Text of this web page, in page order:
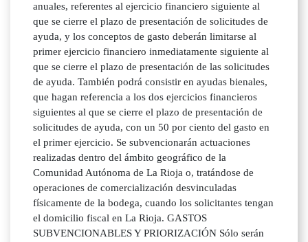
anuales, referentes al ejercicio financiero siguiente al
que se cierre el plazo de presentación de solicitudes de
ayuda, y los conceptos de gasto deberán limitarse al
primer ejercicio financiero inmediatamente siguiente al
que se cierre el plazo de presentación de las solicitudes
de ayuda. También podrá consistir en ayudas bienales,
que hagan referencia a los dos ejercicios financieros
siguientes al que se cierre el plazo de presentación de
solicitudes de ayuda, con un 50 por ciento del gasto en
el primer ejercicio. Se subvencionarán actuaciones
realizadas dentro del ámbito geográfico de la
Comunidad Autónoma de La Rioja o, tratándose de
operaciones de comercialización desvinculadas
físicamente de la bodega, cuando los solicitantes tengan
el domicilio fiscal en La Rioja. GASTOS
SUBVENCIONABLES Y PRIORIZACIÓN Sólo serán